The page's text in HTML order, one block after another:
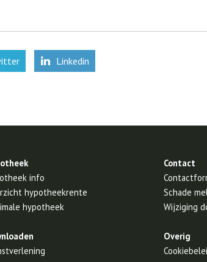
Linkedin
info
hypotheekrente
hypotheek
Contact
Schade
Wijziging
Overig